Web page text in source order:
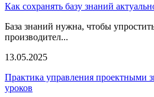
Как сохранять базу знаний
База знаний нужна, чтобы
производител...
13.05.2025
Практика управления проектными
уроков